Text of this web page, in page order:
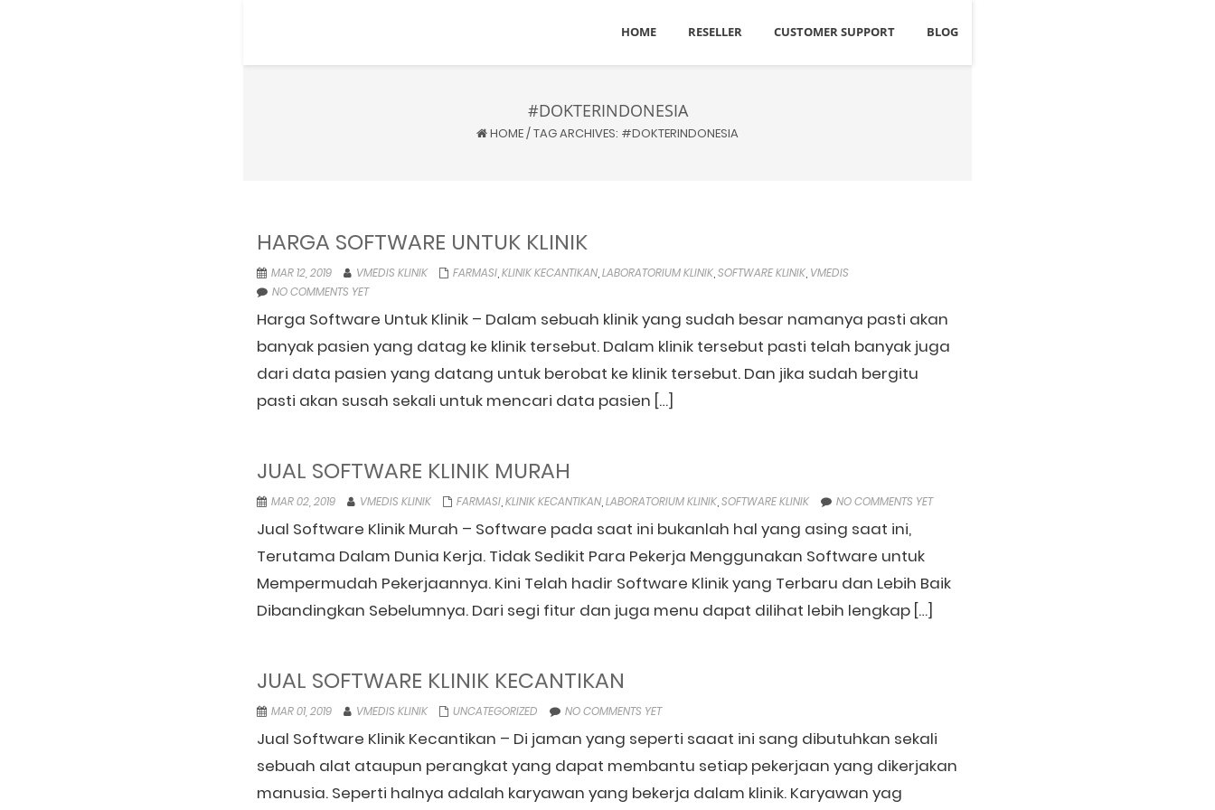
HOME RESELLER CUSTOMER SUPPORT BLOG
#DOKTERINDONESIA
HOME/TAG ARCHIVES: #DOKTERINDONESIA
HARGA SOFTWARE UNTUK KLINIK
MAR 12, 2019 VMEDIS KLINIK FARMASI, KLINIK KECANTIKAN, LABORATORIUM KLINIK, SOFTWARE KLINIK, VMEDIS
NO COMMENTS YET
Harga Software Untuk Klinik – Dalam sebuah klinik yang sudah besar namanya pasti akan
banyak pasien yang datag ke klinik tersebut. Dalam klinik tersebut pasti telah banyak juga
dari data pasien yang datang untuk berobat ke klinik tersebut. Dan jika sudah bergitu
pasti akan susah sekali untuk mencari data pasien […]
JUAL SOFTWARE KLINIK MURAH
MAR 02, 2019 VMEDIS KLINIK FARMASI, KLINIK KECANTIKAN, LABORATORIUM KLINIK, SOFTWARE KLINIK NO COMMENTS YET
Jual Software Klinik Murah – Software pada saat ini bukanlah hal yang asing saat ini,
Terutama Dalam Dunia Kerja. Tidak Sedikit Para Pekerja Menggunakan Software untuk
Mempermudah Pekerjaannya. Kini Telah hadir Software Klinik yang Terbaru dan Lebih Baik
Dibandingkan Sebelumnya. Dari segi fitur dan juga menu dapat dilihat lebih lengkap […]
JUAL SOFTWARE KLINIK KECANTIKAN
MAR 01, 2019 VMEDIS KLINIK UNCATEGORIZED NO COMMENTS YET
Jual Software Klinik Kecantikan – Di jaman yang seperti saaat ini sang dibutuhkan sekali
sebuah alat ataupun perangkat yang dapat membantu setiap pekerjaan yang dikerjakan
manusia. Seperti halnya adalah karyawan yang bekerja dalam klinik. Karyawan yag